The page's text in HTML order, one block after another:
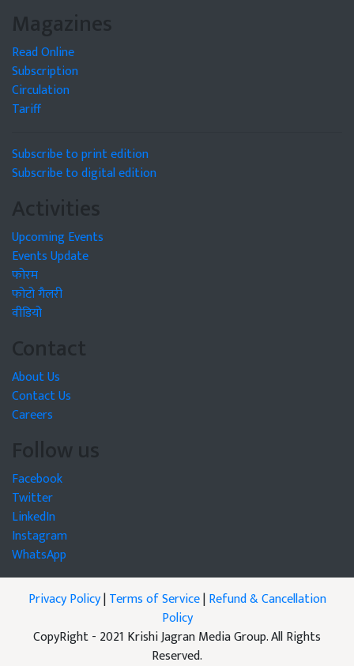
Magazines
Read Online
Subscription
Circulation
Tariff
Subscribe to print edition
Subscribe to digital edition
Activities
Upcoming Events
Events Update
फोरम
फोटो गैलरी
वीडियो
Contact
About Us
Contact Us
Careers
Follow us
Facebook
Twitter
LinkedIn
Instagram
WhatsApp
Privacy Policy|Terms of Service|Refund & Cancellation
Policy
CopyRight - 2021 Krishi Jagran Media Group. All Rights
Reserved.